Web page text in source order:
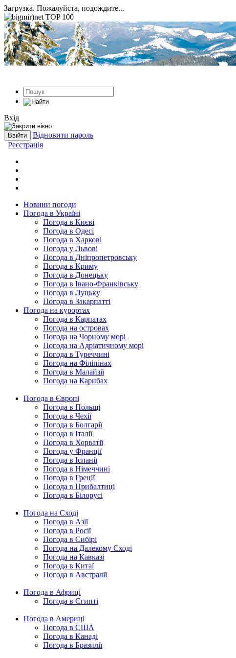
Загрузка. Пожалуйста, подождите...
Вхід
Відновити пароль
Реєстрація
Новини погоди
Погода в Україні
Погода в Києві
Погода в Одесі
Погода в Харкові
Погода у Львові
Погода в Дніпропетровську
Погода в Криму
Погода в Донецьку
Погода в Івано-Франківську
Погода в Луцьку
Погода в Закарпатті
Погода на курортах
Погода в Карпатах
Погода на островах
Погода на Чорному морі
Погода на Адріатичному морі
Погода в Туреччині
Погода на Філіпінах
Погода в Малайзії
Погода на Карибах
Погода в Європі
Погода в Польщі
Погода в Чехії
Погода в Болгарії
Погода в Італії
Погода в Хорватії
Погода у Франції
Погода в Іспанії
Погода в Німеччині
Погода в Греції
Погода в Прибалтиці
Погода в Білорусі
Погода на Сході
Погода в Азії
Погода в Росії
Погода в Сибірі
Погода на Далекому Сході
Погода на Кавказі
Погода в Китаї
Погода в Австралії
Погода в Африці
Погода в Єгипті
Погода в Америці
Погода в США
Погода в Канаді
Погода в Бразилії